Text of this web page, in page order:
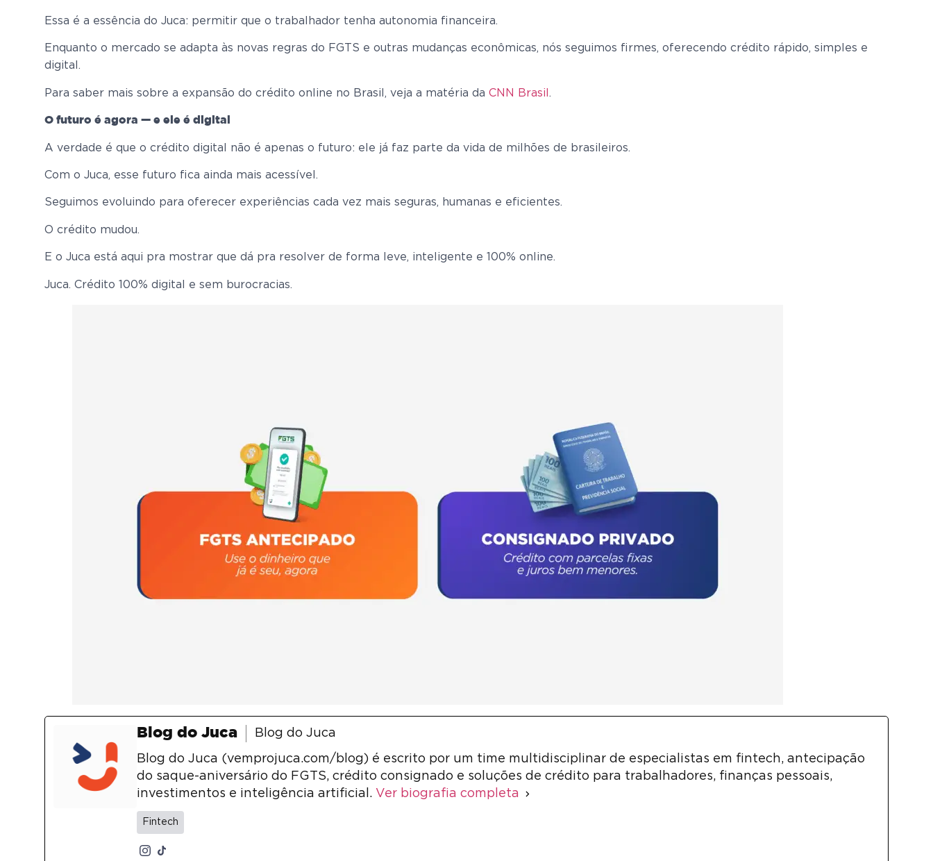
Essa é a essência do Juca: permitir que o trabalhador tenha autonomia financeira.
Enquanto o mercado se adapta às novas regras do FGTS e outras mudanças econômicas, nós seguimos firmes, oferecendo crédito rápido, simples e
digital.
Para saber mais sobre a expansão do crédito online no Brasil, veja a matéria da CNN Brasil .
O futuro é agora — e ele é digital
A verdade é que o crédito digital não é apenas o futuro: ele já faz parte da vida de milhões de brasileiros.
Com o Juca, esse futuro fica ainda mais acessível.
Seguimos evoluindo para oferecer experiências cada vez mais seguras, humanas e eficientes.
O crédito mudou.
E o Juca está aqui pra mostrar que dá pra resolver de forma leve, inteligente e 100% online.
Juca. Crédito 100% digital e sem burocracias.
Blog do Juca Blog do Juca
Blog do Juca (vemprojuca.com/blog) é escrito por um time multidisciplinar de especialistas em fintech, antecipação
do saque-aniversário do FGTS, crédito consignado e soluções de crédito para trabalhadores, finanças pessoais,
investimentos e inteligência artificial. Ver biografia completa
Fintech